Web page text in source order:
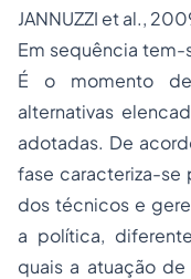
JANNUZZI et al.,
Em sequência
É o momento
alternativas
adotadas. De
fase caracteriza-se
dos técnicos e
a política,
quais a atuação